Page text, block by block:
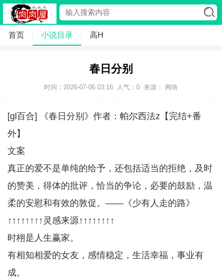
首页 小说目录 高H
春日分别
时间：2026-07-06 03:16 人气： 0 来源： 网络
[gl百合] 《春日分别》作者：帕尔西法z【完结+番
外】
文案
真正的爱不是单纯的给予，还包括适当的拒绝，及时
的赞美，得体的批评，恰当的争论，必要的鼓励，温
柔的安慰和有效的敦促。——《少有人走的路》
↑↑↑↑↑↑↑↑灵感来源↑↑↑↑↑↑↑↑
时栩是人生赢家。
有相知相爱的女友，感情稳定，生活幸福，事业有
成。